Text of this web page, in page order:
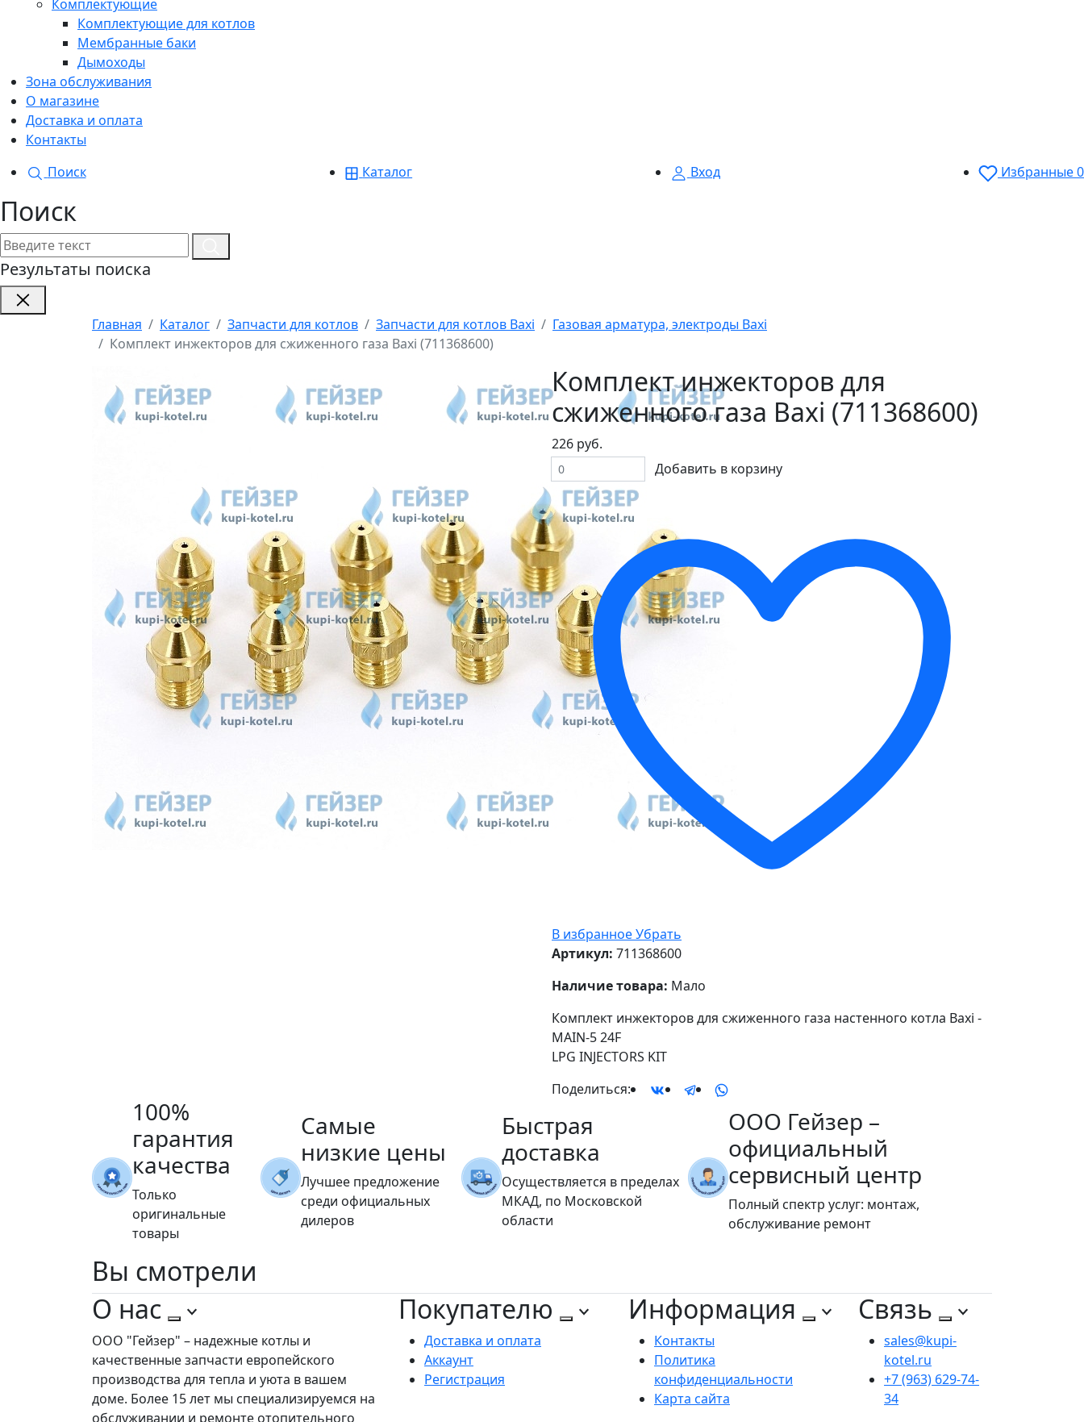
Комплектующие
Комплектующие для котлов
Мембранные баки
Дымоходы
Зона обслуживания
О магазине
Доставка и оплата
Контакты
Поиск
Каталог Вход Избранные0
Поиск
Результаты поиска
Главная Каталог Запчасти для котлов Запчасти для котлов Baxi
Газовая арматура, электроды Baxi
Комплект инжекторов для сжиженного газа Baxi (711368600)
Комплект инжекторов для
сжиженного газа Baxi (711368600)
226 руб.
Добавить в корзину
В избранноеУбрать
Артикул: 711368600
Наличие товара: Мало
Комплект инжекторов для сжиженного газа настенного котла Baxi -
MAIN-5 24F
LPG INJECTORS KIT
Поделиться:
100%
гарантия
качества
Только
оригинальные
товары
Самые
низкие цены
Лучшее предложение
среди официальных
дилеров
Быстрая
доставка
Осуществляется в пределах
МКАД, по Московской
области
ООО Гейзер –
официальный
сервисный центр
Полный спектр услуг: монтаж,
обслуживание ремонт
Вы смотрели
О нас
ООО "Гейзер" – надежные котлы и
качественные запчасти европейского
производства для тепла и уюта в вашем
доме. Более 15 лет мы специализируемся на
обслуживании и ремонте отопительного
Покупателю
Доставка и оплата
Аккаунт
Регистрация
Информация
Контакты
Политика
конфиденциальности
Карта сайта
Связь
sales@kupi-
kotel.ru
+7 (963) 629-74-
34